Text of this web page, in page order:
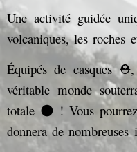
Une activité guidée
volcaniques, les roches
Équipés de casques
véritable monde
totale 🌑 ! Vous
donnera de